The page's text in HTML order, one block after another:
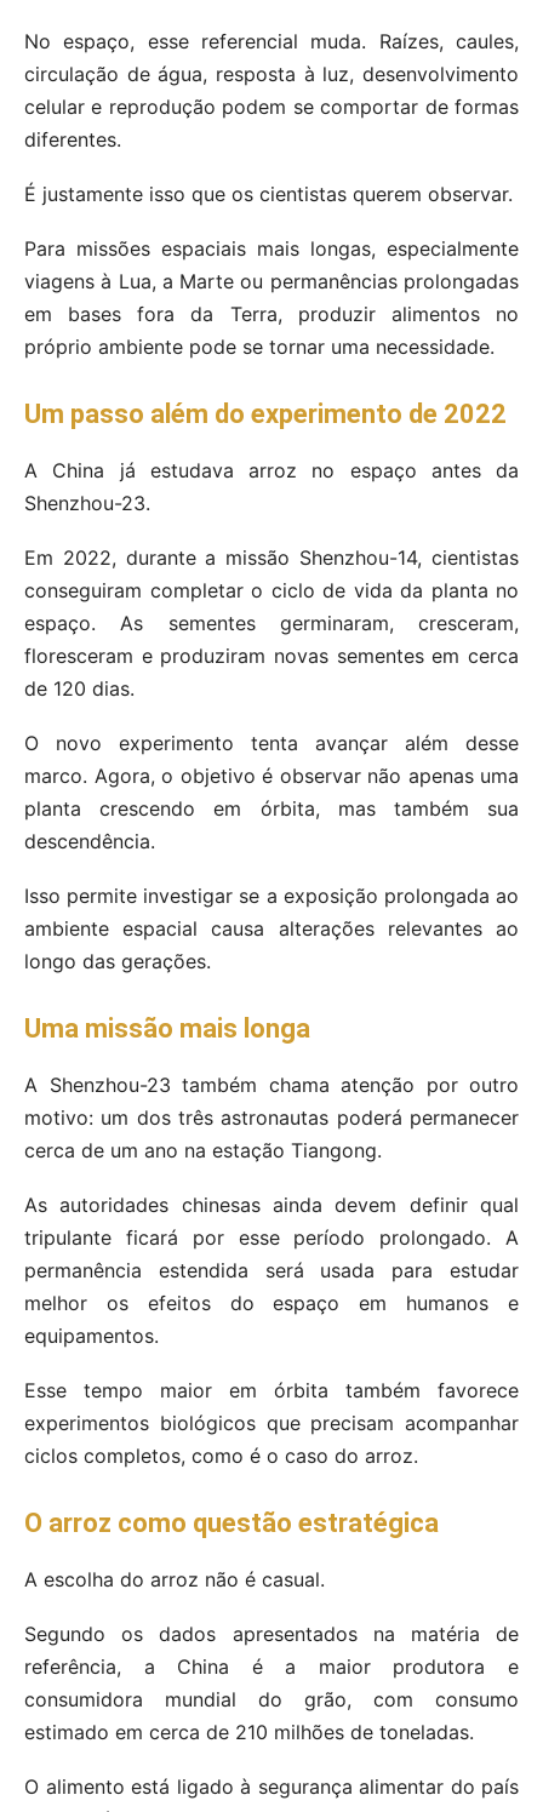
No espaço, esse referencial muda. Raízes, caules,
circulação de água, resposta à luz, desenvolvimento
celular e reprodução podem se comportar de formas
diferentes.
É justamente isso que os cientistas querem observar.
Para missões espaciais mais longas, especialmente
viagens à Lua, a Marte ou permanências prolongadas
em bases fora da Terra, produzir alimentos no
próprio ambiente pode se tornar uma necessidade.
Um passo além do experimento de 2022
A China já estudava arroz no espaço antes da
Shenzhou-23.
Em 2022, durante a missão Shenzhou-14, cientistas
conseguiram completar o ciclo de vida da planta no
espaço. As sementes germinaram, cresceram,
floresceram e produziram novas sementes em cerca
de 120 dias.
O novo experimento tenta avançar além desse
marco. Agora, o objetivo é observar não apenas uma
planta crescendo em órbita, mas também sua
descendência.
Isso permite investigar se a exposição prolongada ao
ambiente espacial causa alterações relevantes ao
longo das gerações.
Uma missão mais longa
A Shenzhou-23 também chama atenção por outro
motivo: um dos três astronautas poderá permanecer
cerca de um ano na estação Tiangong.
As autoridades chinesas ainda devem definir qual
tripulante ficará por esse período prolongado. A
permanência estendida será usada para estudar
melhor os efeitos do espaço em humanos e
equipamentos.
Esse tempo maior em órbita também favorece
experimentos biológicos que precisam acompanhar
ciclos completos, como é o caso do arroz.
O arroz como questão estratégica
A escolha do arroz não é casual.
Segundo os dados apresentados na matéria de
referência, a China é a maior produtora e
consumidora mundial do grão, com consumo
estimado em cerca de 210 milhões de toneladas.
O alimento está ligado à segurança alimentar do país